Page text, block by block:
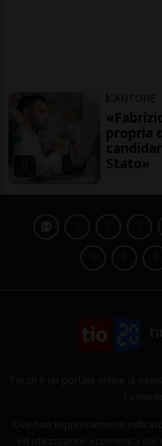
CANTONE
propria
Stato»